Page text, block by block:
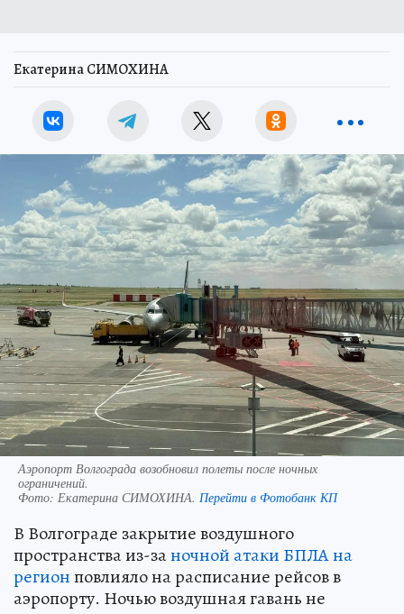
Екатерина СИМОХИНА
Аэропорт Волгограда возобновил полеты после ночных
ограничений.
Фото: Екатерина СИМОХИНА. Перейти в Фотобанк КП
В Волгограде закрытие воздушного
пространства из-заночной атаки БПЛА на
регионповлияло на расписание рейсов в
аэропорту. Ночью воздушная гавань не